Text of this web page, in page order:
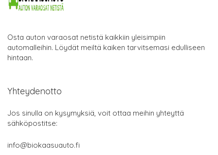
Osta auton varaosat netistä kaikkiin yleisimpiin
automalleihin. Löydät meiltä kaiken tarvitsemasi edulliseen
hintaan.
Yhteydenotto
Jos sinulla on kysymyksiä, voit ottaa meihin yhteyttä
sähköpostitse:
info@biokaasuauto.fi